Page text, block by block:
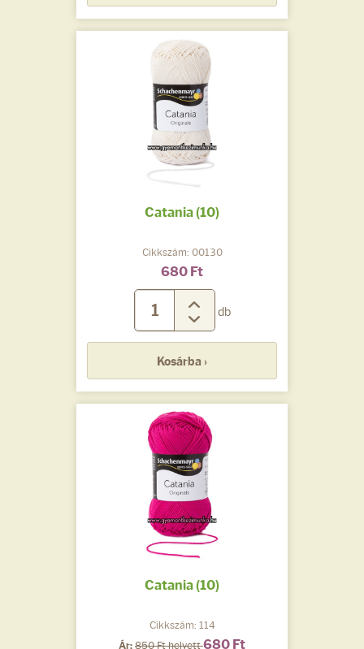
Catania (10)
Cikkszám: 00130
680 Ft
db
Kosárba ›
Catania (10)
Cikkszám: 114
Ár: 850 Ft helyett680 Ft